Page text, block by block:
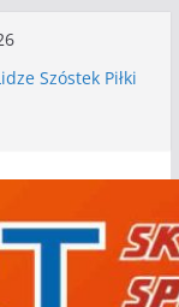
Szóstek Piłki
przygotowań
piłkarskich
Ligi Szóstek w
piłkarskie